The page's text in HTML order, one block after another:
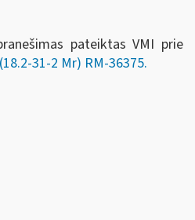
pateiktas VMI prie
(18.2-31-2 Mr) RM-36375.